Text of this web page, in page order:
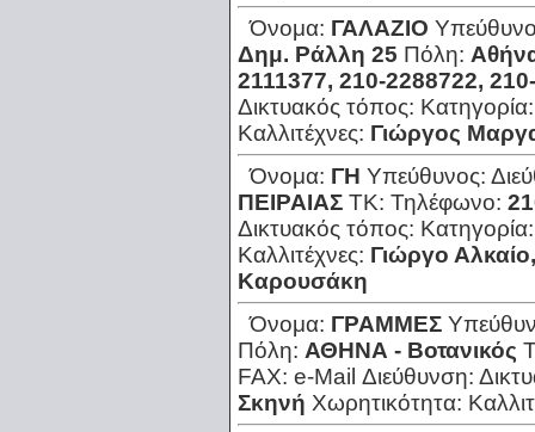
Όνομα: ΓΑΛΑΖΙΟ
Δημ. Ράλλη 25 Πόλη:
2111377, 210-2288722,
Δικτυακός τόπος:
Καλλιτέχνες: Γιώργος
Όνομα: ΓΗ Υπεύθυνος:
ΠΕΙΡΑΙΑΣ ΤΚ: Τηλέφωνο:
Δικτυακός τόπος:
Καλλιτέχνες: Γιώργο
Καρουσάκη
Όνομα: ΓΡΑΜΜΕΣ
Πόλη: ΑΘΗΝΑ - Βοτανικός
FAX: e-Mail Διεύθυνση:
Σκηνή Χωρητικότητα: